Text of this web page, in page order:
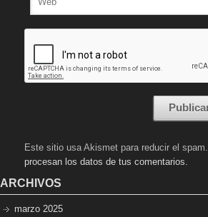
Este sitio usa Akismet para reducir el spam.
procesan los datos de tus comentarios.
ARCHIVOS
marzo 2025